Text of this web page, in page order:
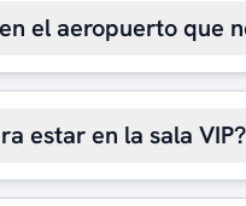
el aeropuerto que
estar en la sala VIP?